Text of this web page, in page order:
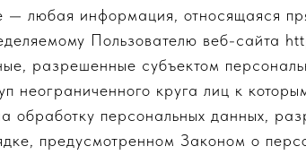
любая информация, относящаяся
Пользователю веб-сайта
разрешенные субъектом
неограниченного круга лиц к
обработку персональных данных,
предусмотренном Законом о